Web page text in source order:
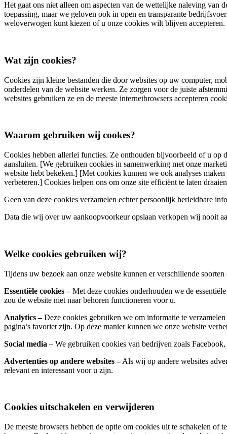
Het gaat ons niet alleen om aspecten van de wettelijke naleving
toepassing, maar we geloven ook in open en transparante
weloverwogen kunt kiezen of u onze cookies wilt blijven
Wat zijn cookies?
Cookies zijn kleine bestanden die door websites op uw computer,
onderdelen van de website werken. Ze zorgen voor de juiste
websites gebruiken ze en de meeste internetbrowsers accepteren
Waarom gebruiken wij cookes?
Cookies hebben allerlei functies. Ze onthouden bijvoorbeeld of u op
aansluiten. [We gebruiken cookies in samenwerking met onze
website hebt bekeken.] [Met cookies kunnen we ook analyses
verbeteren.] Cookies helpen ons om onze site efficiënt te laten
Geen van deze cookies verzamelen echter persoonlijk herleidbare
Data die wij over uw aankoopvoorkeur opslaan verkopen wij nooit
Welke cookies gebruiken wij?
Tijdens uw bezoek aan onze website kunnen er verschillende
Essentiële cookies –Met deze cookies onderhouden we de
zou de website niet naar behoren functioneren voor u.
Analytics –Deze cookies gebruiken we om informatie te
pagina’s favoriet zijn. Op deze manier kunnen we onze website
Social media –We gebruiken cookies van bedrijven zoals
Advertenties op andere websites –Als wij op andere websites
relevant en interessant voor u zijn.
Cookies uitschakelen en verwijderen
De meeste browsers hebben de optie om cookies uit te schakelen